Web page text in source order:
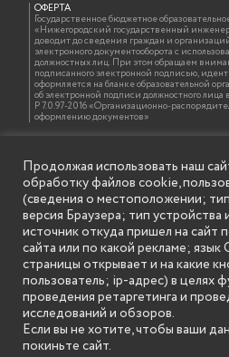
ОФЕРТА
Государственное бюджетное
«Нижегородский государственный
доводит до сведения граждан и
электронного документооборота с
должностных лиц. При этом обращаем
подписанного электронной подписью,
оформляется на бланке образовательной
об электронной подписи должностного
Р 7.0.97-2016 «Организационно-
оформлению документов»
ИНФОРМАЦИЯ ДЛЯ ПРАВООБЛАДАТЕЛЕЙ
Все права на аудио и видео материалы,
принадлежат их законным владельцам и
Наличие материалов на сайте никаким
нашего авторского права на данные
за возможные последствия использования
Кодексом Российской Федерации. Если вы
условиями, то можете приступить к
немедленно покинуть сайт. Все материалы,
открытых (общедоступных) источников.
какого-либо материала, размещённого на
информация распространялась без Вашего
оказать Вам содействие, удалив
чтобы вы прислали нам письмо (в
почтового домена компании
страницы сайта, которые необходимо
Продолжая использовать наш
обработку файлов cookie,
(сведения о местоположении;
версия Браузера; тип устройства
источник откуда пришел на сайт
сайта или по какой рекламе;
страницы открывает и на какие
пользователь; ip-адрес) в целях
проведения ретаргетинга и
исследований и обзоров.
Если вы не хотите, чтобы ваши
покиньте сайт.